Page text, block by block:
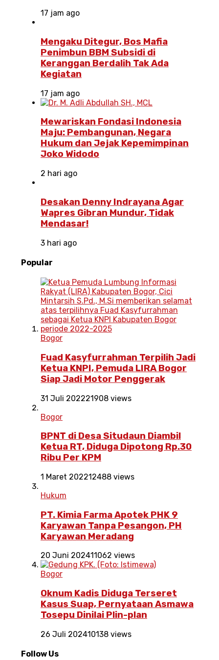
17 jam ago
Mengaku Ditegur, Bos Mafia
Penimbun BBM Subsidi di
Keranggan Berdalih Tak Ada
Kegiatan
17 jam ago
Mewariskan Fondasi Indonesia
Maju: Pembangunan, Negara
Hukum dan Jejak Kepemimpinan
Joko Widodo
2 hari ago
Desakan Denny Indrayana Agar
Wapres Gibran Mundur, Tidak
Mendasar!
3 hari ago
Popular
Bogor
Fuad Kasyfurrahman Terpilih Jadi
Ketua KNPI, Pemuda LIRA Bogor
Siap Jadi Motor Penggerak
31 Juli 202221908 views
Bogor
BPNT di Desa Situdaun Diambil
Ketua RT, Diduga Dipotong Rp.30
Ribu Per KPM
1 Maret 202212488 views
Hukum
PT. Kimia Farma Apotek PHK 9
Karyawan Tanpa Pesangon, PH
Karyawan Meradang
20 Juni 202411062 views
Bogor
Oknum Kadis Diduga Terseret
Kasus Suap, Pernyataan Asmawa
Tosepu Dinilai Plin-plan
26 Juli 202410138 views
Follow Us